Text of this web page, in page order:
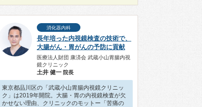
消化器内科
長年培った内視鏡検査の技術で、
大腸がん・胃がんの予防に貢献
医療法人財団 康済会 武蔵小山胃腸内視
鏡クリニック
土井 健一 院長
東京都品川区の「武蔵小山胃腸内視鏡クリニッ
ク」は2019年開院。大腸・胃の内視鏡検査が欠
かせない理由、クリニックのモットー「苦痛の